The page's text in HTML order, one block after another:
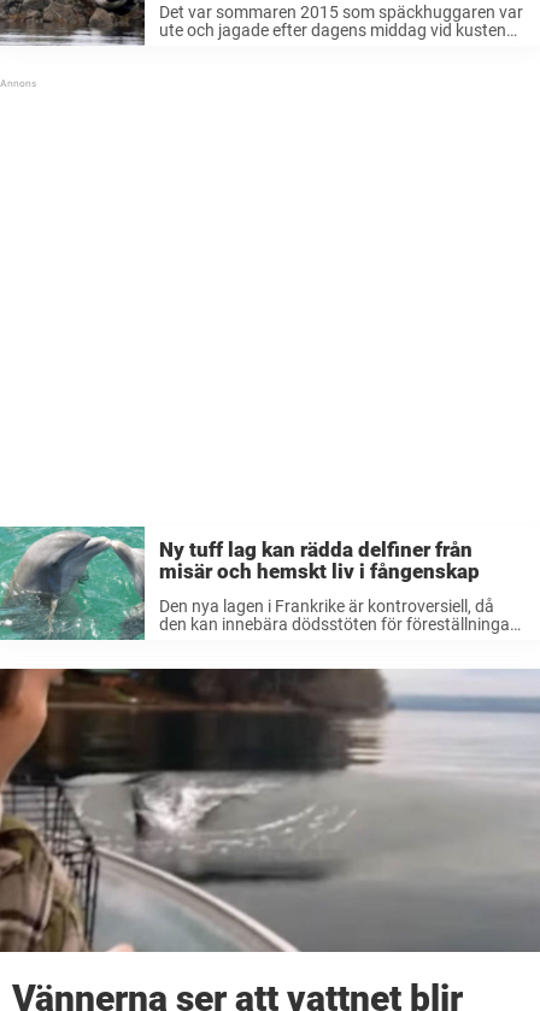
Det var sommaren 2015 som späckhuggaren var
ute och jagade efter dagens middag vid kusten
Ny tuff lag kan rädda delfiner från
misär och hemskt liv i fångenskap
Den nya lagen i Frankrike är kontroversiell, då
den kan innebära dödsstöten för föreställningar
fångenskap. Det blir även förbjudet att ha valar,
...
Vännerna ser att vattnet blir